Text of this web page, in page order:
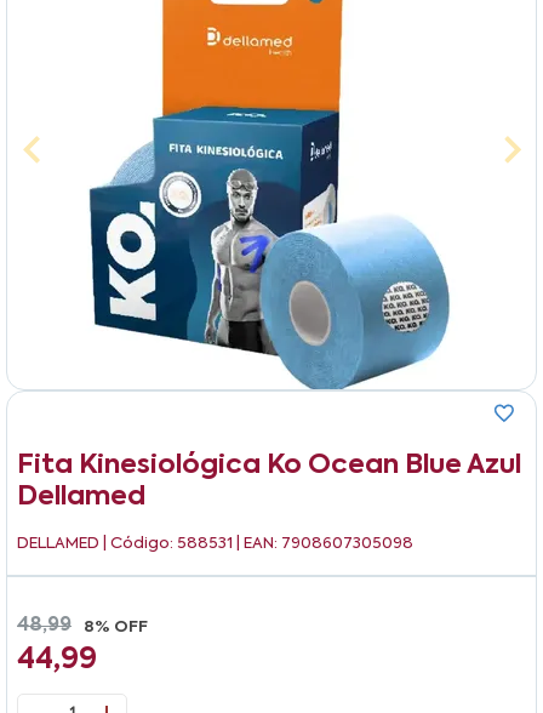
Fita Kinesiológica Ko Ocean Blue Azul
Dellamed
DELLAMED | Código: 588531 | EAN: 7908607305098
48,99 8% OFF
44,99